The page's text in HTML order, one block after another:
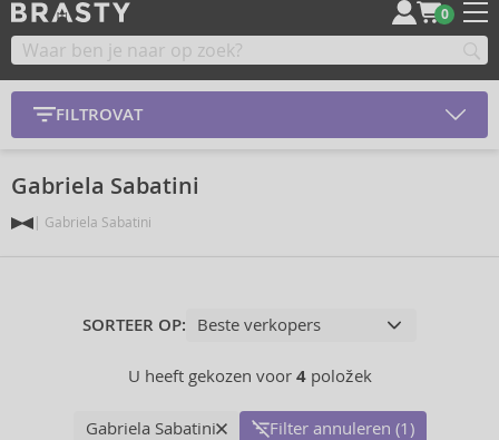
0
FILTROVAT
Gabriela Sabatini
Gabriela Sabatini
SORTEER OP:
U heeft gekozen voor 4položek
Gabriela Sabatini Filter annuleren (1)